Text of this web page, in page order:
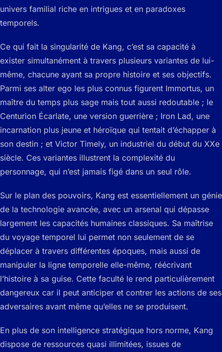
univers familial riche en intrigues et en paradoxes
temporels.
Ce qui fait la singularité de Kang, c’est sa capacité à
exister simultanément à travers plusieurs variantes de lui-
même, chacune ayant sa propre histoire et ses objectifs.
Parmi ses alter ego les plus connus figurent Immortus, un
maître du temps plus sage mais tout aussi redoutable ; le
Centurion Écarlate, une version guerrière ; Iron Lad, une
incarnation plus jeune et héroïque qui tentait d’échapper à
son destin ; et Victor Timely, un industriel du début du XXe
siècle. Ces variantes illustrent la complexité du
personnage, qui n’est jamais figé dans un seul rôle.
Sur le plan des pouvoirs, Kang est essentiellement un génie
de la technologie avancée, avec un arsenal qui dépasse
largement les capacités humaines classiques. Sa maîtrise
du voyage temporel lui permet non seulement de se
déplacer à travers différentes époques, mais aussi de
manipuler la ligne temporelle elle-même, réécrivant
l’histoire à sa guise. Cette faculté le rend particulièrement
dangereux car il peut anticiper et contrer les actions de ses
adversaires avant même qu’elles ne se produisent.
En plus de son intelligence stratégique hors norme, Kang
dispose de ressources quasi illimitées, issues de